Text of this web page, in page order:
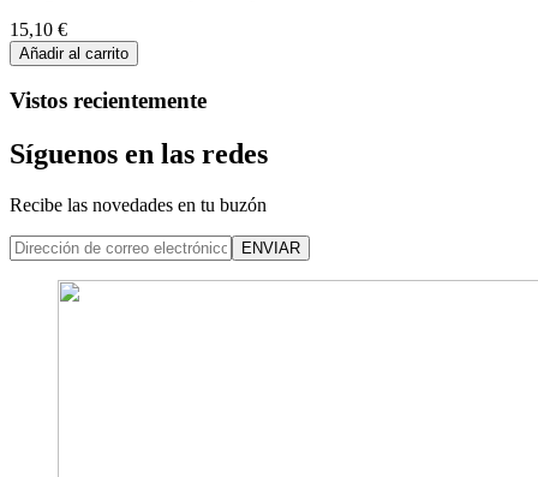
15,10 €
Añadir al carrito
Vistos recientemente
Síguenos en las redes
Recibe las novedades en tu buzón
ENVIAR